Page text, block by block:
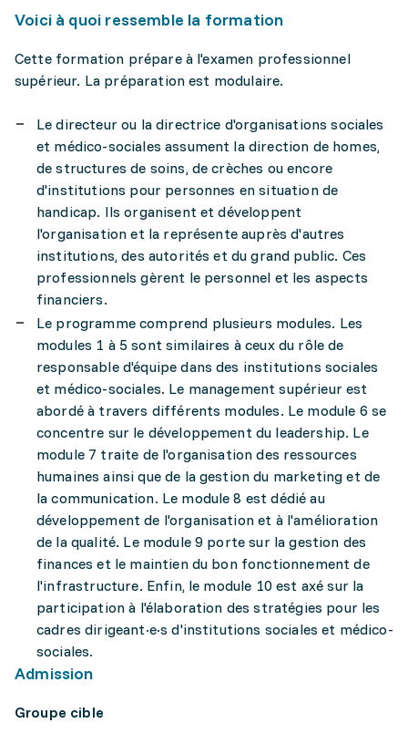
Voici à quoi ressemble la formation
Cette formation prépare à l'examen professionnel
supérieur. La préparation est modulaire.
Le directeur ou la directrice d'organisations sociales
et médico-sociales assument la direction de homes,
de structures de soins, de crèches ou encore
d'institutions pour personnes en situation de
handicap. Ils organisent et développent
l'organisation et la représente auprès d'autres
institutions, des autorités et du grand public. Ces
professionnels gèrent le personnel et les aspects
financiers.
Le programme comprend plusieurs modules. Les
modules 1 à 5 sont similaires à ceux du rôle de
responsable d'équipe dans des institutions sociales
et médico-sociales. Le management supérieur est
abordé à travers différents modules. Le module 6 se
concentre sur le développement du leadership. Le
module 7 traite de l'organisation des ressources
humaines ainsi que de la gestion du marketing et de
la communication. Le module 8 est dédié au
développement de l'organisation et à l'amélioration
de la qualité. Le module 9 porte sur la gestion des
finances et le maintien du bon fonctionnement de
l'infrastructure. Enfin, le module 10 est axé sur la
participation à l'élaboration des stratégies pour les
cadres dirigeant·e·s d'institutions sociales et médico-
sociales.
Admission
Groupe cible